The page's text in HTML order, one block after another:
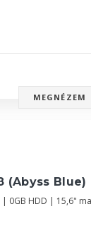
MEGNÉZEM
(Abyss
0GB HDD | 15,6"